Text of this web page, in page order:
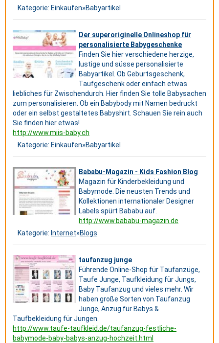
Kategorie: Einkaufen»Babyartikel
Der superoriginelle Onlineshop für
personalisierte Babygeschenke
Finden Sie hier verschiedene herzige,
lustige und süsse personalisierte
Babyartikel. Ob Geburtsgeschenk,
Taufgeschenk oder einfach etwas
liebliches für Zwischendurch. Hier finden Sie tolle Babysachen
zum personalisieren. Ob ein Babybody mit Namen bedruckt
oder ein selbst gestaltetes Babyshirt. Schauen Sie rein auch
Sie finden hier etwas!
http://www.miis-baby.ch
Kategorie: Einkaufen»Babyartikel
Bababu-Magazin - Kids Fashion Blog
Magazin für Kinderbekleidung und
Babymode. Die neusten Trends und
Kollektionen internationaler Designer
Labels spürt Bababu auf.
http://www.bababu-magazin.de
Kategorie: Internet»Blogs
taufanzug junge
Führende Online-Shop für Taufanzüge,
Taufe Junge, Taufkleidung für Jungs,
Baby Taufanzug und vieles mehr. Wir
haben große Sorten von Taufanzug
Junge, Anzug für Babys &
Taufbekleidung für Jungen.
http://www.taufe-taufkleid.de/taufanzug-festliche-
babymode-baby-babys-anzug-hochzeit.html